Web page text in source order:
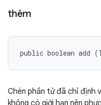
thêm
public boolean add
Chèn phần tử đã chỉ định
không có giới hạn nên